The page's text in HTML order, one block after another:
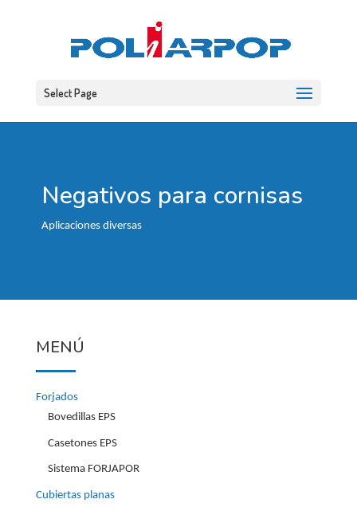
Select Page
Negativos para cornisas
Aplicaciones diversas
MENÚ
Forjados
Bovedillas EPS
Casetones EPS
Sistema FORJAPOR
Cubiertas planas